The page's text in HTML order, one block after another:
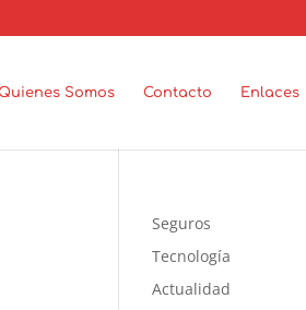
Somos Contacto Enlaces
Seguros
Tecnología
Actualidad